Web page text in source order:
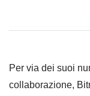
Per via dei suoi
collaborazione,